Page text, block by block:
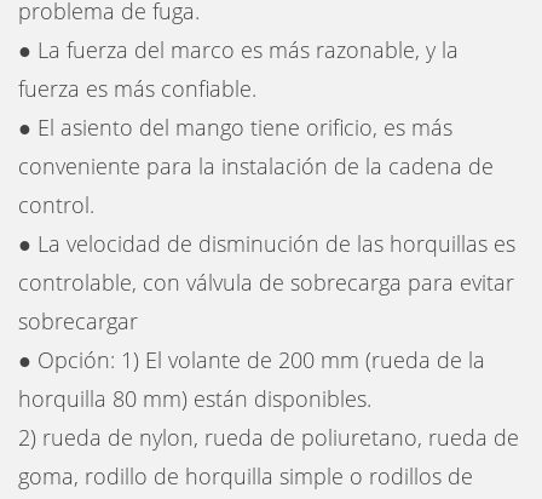
problema de fuga.
● La fuerza del marco es más razonable, y la
fuerza es más confiable.
● El asiento del mango tiene orificio, es más
conveniente para la instalación de la cadena de
control.
● La velocidad de disminución de las horquillas es
controlable, con válvula de sobrecarga para evitar
sobrecargar
● Opción: 1) El volante de 200 mm (rueda de la
horquilla 80 mm) están disponibles.
2) rueda de nylon, rueda de poliuretano, rueda de
goma, rodillo de horquilla simple o rodillos de